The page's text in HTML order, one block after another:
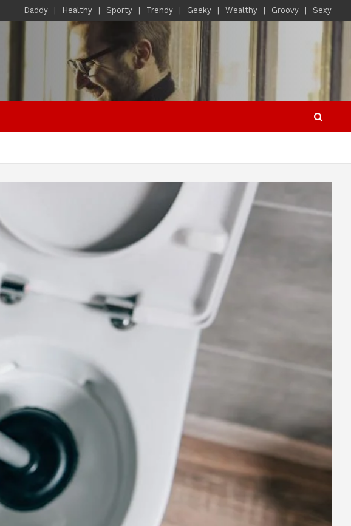
Daddy Healthy Sporty Trendy Geeky Wealthy Groovy Sexy